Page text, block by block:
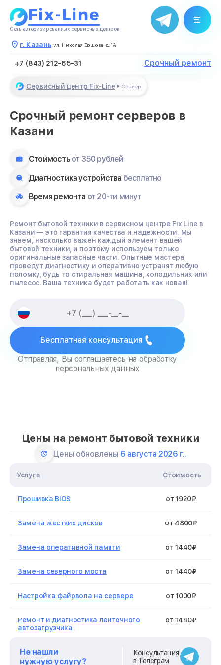
Сеть авторизированных сервисных центров
г. Казань ул. Николая Ершова, д. 1А
+7 (843) 212-65-31 Срочный ремонт
Сервисный центр Fix-Line Сервер
Срочный ремонт серверов в
Казани
Стоимость от 350 рублей
Диагностика устройства бесплатно
Время ремонта от 20-ти минут
Ремонт бытовой техники в сервисном центре Fix Line в
Казани — это гарантия качества и надежности. Мы
знаем, насколько важен каждый элемент вашей
бытовой техники, и поэтому используем только
оригинальные запасные части. Опытные мастера
проведут диагностику и оперативно устранят любую
поломку, будь то стиральная машина, холодильник или
пылесос. Ваша техника будет работать как новая!
Бесплатная консультация
Отправляя, Вы соглашаетесь на обработку
персональных данных
Цены на ремонт бытовой техники
Цены обновлены 6 августа 2026 г..
Услуга Стоимость
Прошивка BIOS от 1920₽
Замена жестких дисков от 4800₽
Замена оперативной памяти от 1440₽
Замена северного моста от 1440₽
Настройка файрвола на сервере от 1000₽
Ремонт и диагностика ленточного
автозагрузчика
от 1440₽
Ремонт ленточного накопителя от 3200₽
Не нашли
нужную услугу?
Консультация
в Телеграм
Благодарим за обращение
Менеджер свяжется с Вами в
течение нескольких минут
Закрыть